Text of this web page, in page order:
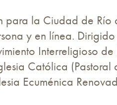
la Ciudad de Río
y en línea.
Interreligioso de
Católica
Ecuménica